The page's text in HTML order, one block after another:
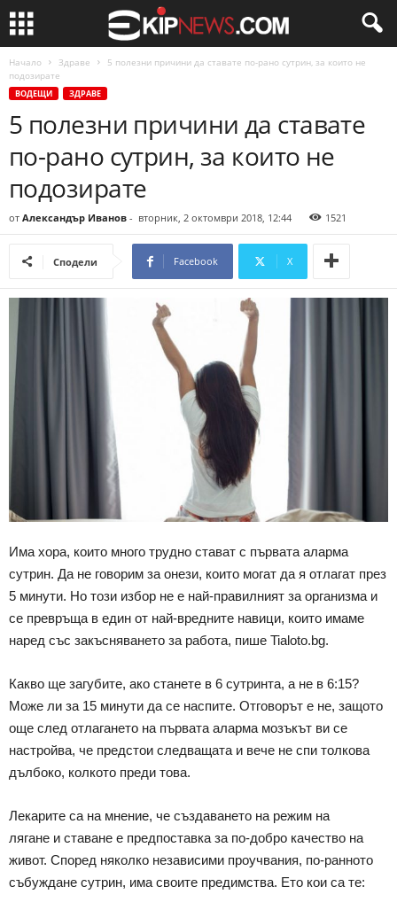
Начало Здраве
5 полезни причини да ставате по-рано сутрин, за които не
подозирате
ВОДЕЩИ ЗДРАВЕ
5 полезни причини да ставате
по-рано сутрин, за които не
подозирате
от Александър Иванов - вторник, 2 октомври 2018, 12:44 1521
Сподели Facebook X
Има хора, които много трудно стават с първата аларма
сутрин. Да не говорим за онези, които могат да я отлагат през
5 минути. Но този избор не е най-правилният за организма и
се превръща в един от най-вредните навици, които имаме
наред със закъсняването за работа, пише Tialoto.bg.
Какво ще загубите, ако станете в 6 сутринта, а не в 6:15?
Може ли за 15 минути да се наспите. Отговорът е не, защото
още след отлагането на първата аларма мозъкът ви се
настройва, че предстои следващата и вече не спи толкова
дълбоко, колкото преди това.
Лекарите са на мнение, че създаването на режим на
лягане и ставане е предпоставка за по-добро качество на
живот. Според няколко независими проучвания, по-ранното
събуждане сутрин, има своите предимства. Ето кои са те: